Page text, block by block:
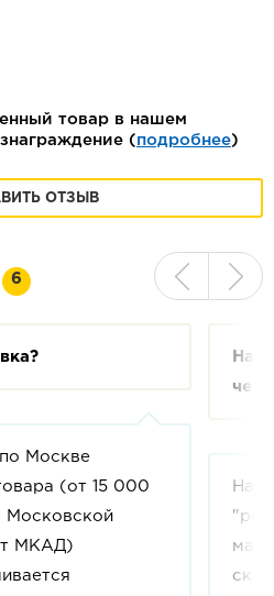
товар в нашем
(подробнее)
ОТЗЫВ
6
Москве
(от 15 000
Московской
МКАД)
На
чем
На